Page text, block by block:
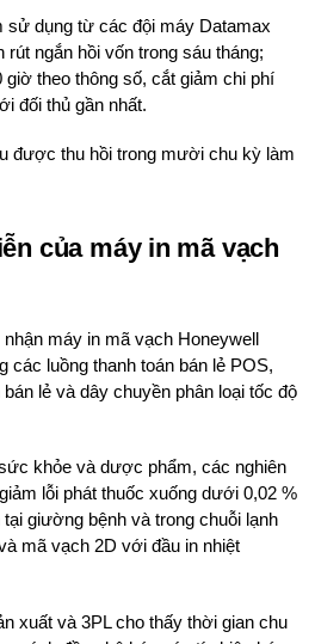
sử dụng từ các đội máy Datamax
ngắn hồi vốn trong sáu tháng;
giờ theo thông số, cắt giảm chi phí
đối thủ gần nhất.
được thu hồi trong mười chu kỳ làm
của máy in mã vạch
máy in mã vạch Honeywell
các luồng thanh toán bán lẻ POS,
lẻ và dây chuyền phân loại tốc độ
khỏe và dược phẩm, các nghiên
lỗi phát thuốc xuống dưới 0,02 %
giường bệnh và trong chuỗi lạnh
mã vạch 2D với đầu in nhiệt
xuất và 3PL cho thấy thời gian chu